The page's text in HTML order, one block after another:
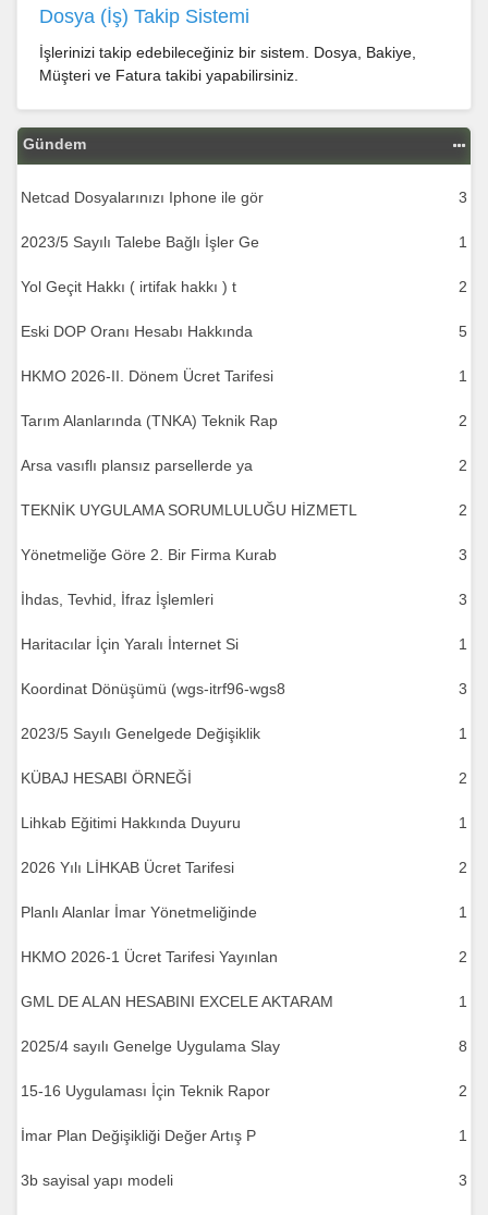
Dosya (İş) Takip Sistemi
İşlerinizi takip edebileceğiniz bir sistem. Dosya, Bakiye,
Müşteri ve Fatura takibi yapabilirsiniz.
Gündem
Netcad Dosyalarınızı Iphone ile gör 3
2023/5 Sayılı Talebe Bağlı İşler Ge 1
Yol Geçit Hakkı ( irtifak hakkı ) t 2
Eski DOP Oranı Hesabı Hakkında 5
HKMO 2026-II. Dönem Ücret Tarifesi 1
Tarım Alanlarında (TNKA) Teknik Rap 2
Arsa vasıflı plansız parsellerde ya 2
TEKNİK UYGULAMA SORUMLULUĞU HİZMETL 2
Yönetmeliğe Göre 2. Bir Firma Kurab 3
İhdas, Tevhid, İfraz İşlemleri 3
Haritacılar İçin Yaralı İnternet Si 1
Koordinat Dönüşümü (wgs-itrf96-wgs8 3
2023/5 Sayılı Genelgede Değişiklik 1
KÜBAJ HESABI ÖRNEĞİ 2
Lihkab Eğitimi Hakkında Duyuru 1
2026 Yılı LİHKAB Ücret Tarifesi 2
Planlı Alanlar İmar Yönetmeliğinde 1
HKMO 2026-1 Ücret Tarifesi Yayınlan 2
GML DE ALAN HESABINI EXCELE AKTARAM 1
2025/4 sayılı Genelge Uygulama Slay 8
15-16 Uygulaması İçin Teknik Rapor 2
İmar Plan Değişikliği Değer Artış P 1
3b sayisal yapı modeli 3